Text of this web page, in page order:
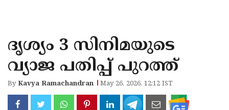
KANNUR
KASARAGOD
ദൃശ്യം 3 സിനിമയുടെ
വ്യാജ പതിപ്പ് പുറത്ത്
ByKavya Ramachandran May 26, 2026, 12:12 IST